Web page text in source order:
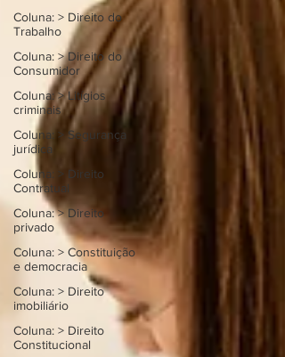
Coluna: > Direito do
Trabalho
Coluna: > Direito do
Consumidor
Coluna: > Litígios
criminais
Coluna: > Segurança
jurídica
Coluna: > Direito
Contratual
Coluna: > Direito
privado
Coluna: > Constituição
e democracia
Coluna: > Direito
imobiliário
Coluna: > Direito
Constitucional